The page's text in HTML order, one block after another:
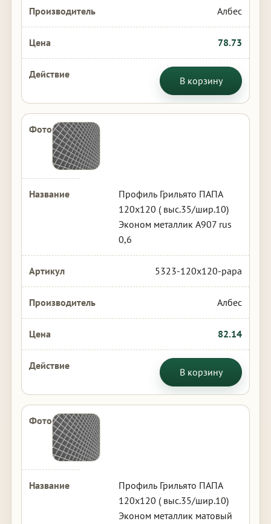
Албес
78.73
В корзину
Профиль Грильято ПАПА
120х120 ( выс.35/шир.10)
Эконом металлик А907 rus
0,6
5323-120x120-papa
Албес
82.14
В корзину
Профиль Грильято ПАПА
120х120 ( выс.35/шир.10)
Эконом металлик матовый